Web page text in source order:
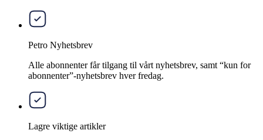
Petro Nyhetsbrev
Alle abonnenter får tilgang til vårt nyhetsbrev, samt “kun for
abonnenter”-nyhetsbrev hver fredag.
Lagre viktige artikler